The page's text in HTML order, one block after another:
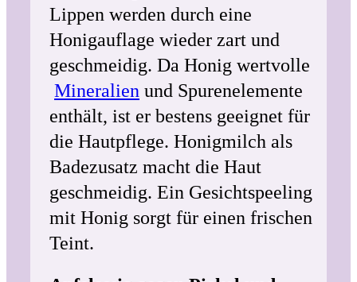
Lippen werden durch eine
Honigauflage wieder zart und
geschmeidig. Da Honig wertvolle
Mineralien und Spurenelemente
enthält, ist er bestens geeignet für
die Hautpflege. Honigmilch als
Badezusatz macht die Haut
geschmeidig. Ein Gesichtspeeling
mit Honig sorgt für einen frischen
Teint.